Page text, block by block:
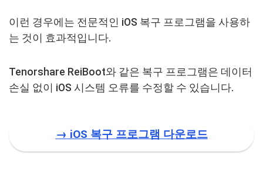
이런 경우에는 전문적인 iOS 복구 프로그램을 사용하
는 것이 효과적입니다.
Tenorshare ReiBoot와 같은 복구 프로그램은 데이터
손실 없이 iOS 시스템 오류를 수정할 수 있습니다.
→ iOS 복구 프로그램 다운로드